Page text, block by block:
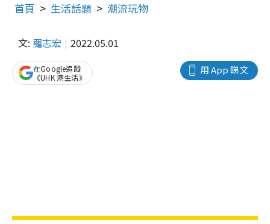
首頁 生活話題 潮流玩物
文: 羅志宏 2022.05.01
用 App 睇文
在Google追蹤
《UHK 港生活》